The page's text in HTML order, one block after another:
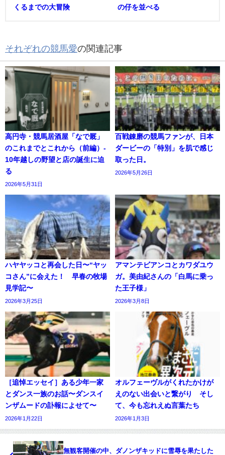
くるまでの大冒険
の仔を並べる
それぞれの競馬愛の関連記事
高円寺・競馬居酒屋「なで厩」
のこれまでとこれから（前編）-
10年越しの野望と店の誕生に迫
る
2026年5月31日
百戦錬磨の競馬ファンが、日本
ダービーの「特別」を肌で感じ
取った日。
2026年5月26日
ハヤヤッコと再会した日〜“ヤッ
コさん”に会えた！ 早春の牧場
見学記〜
2026年3月25日
アマンテビアンコとカワダユウ
ガ。美由紀さんの「白馬に乗っ
た王子様」
2026年3月8日
［追悼エッセイ］ある少年一家
とダンス一族のお話〜ダンスイ
ンザムードの訃報によせて〜
2026年1月22日
オルフェーヴルがくれたかけが
えのない出会いと繋がり そし
て、今も忘れえぬ言葉たち
2026年1月3日
無観客開催の中、ダノンザキッドに雪辱を果たした